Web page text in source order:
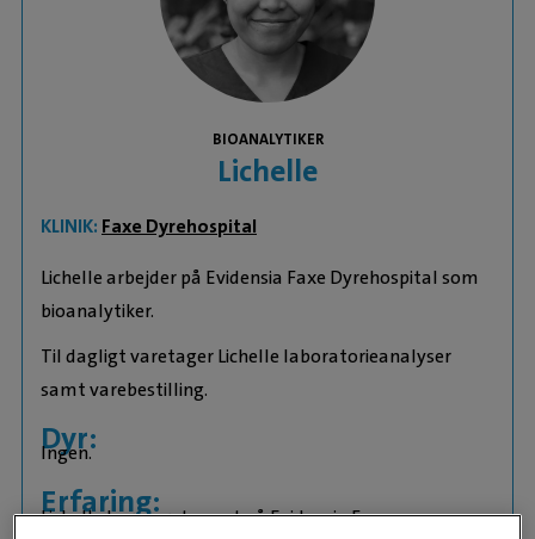
BIOANALYTIKER
Lichelle
KLINIK: Faxe Dyrehospital
Lichelle arbejder på Evidensia Faxe Dyrehospital som
bioanalytiker.
Til dagligt varetager Lichelle laboratorieanalyser
samt varebestilling.
Dyr:
Ingen.
Erfaring:
Lichelle har været ansat på Evidensia Faxe